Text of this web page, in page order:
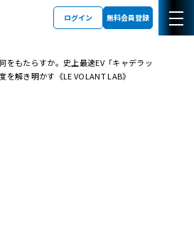
ログイン 無料会員登録
をもたらすか。史上最速EV「キャデラッ
解き明かす《LE VOLANT LAB》